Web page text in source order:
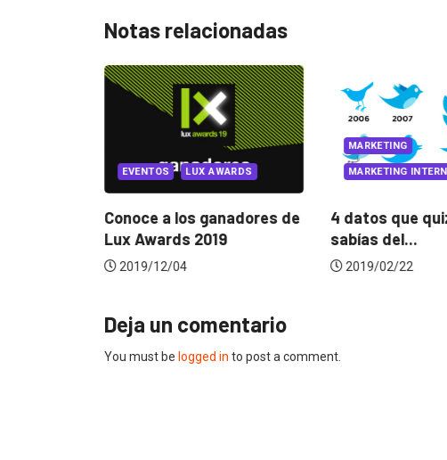
Notas relacionadas
EVENTOS LUX AWARDS
Conoce a los ganadores de
Lux Awards 2019
2019/12/04
MARKETING
MARKETING
4 datos que
sabías del...
2019/02/22
Deja un comentario
You must be logged in to post a comment.